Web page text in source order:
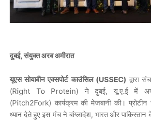
दुबई, संयुक्त अरब अमीरात
यूएस सोयाबीन एक्सपोर्ट काउंसिल (USSEC) द्वारा
(Right To Protein) ने दुबई, यू.ए.ई में
(Pitch2Fork) कार्यक्रम की मेजबानी की। प्रोटीन
ध्यान देते हुए इस मंच ने बांग्लादेश, भारत और पाकिस्तान